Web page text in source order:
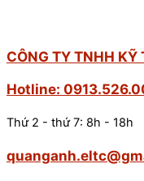
CÔNG TY TNHH KỸ
Hotline:
Thứ 2 - thứ 7: 8h - 18h